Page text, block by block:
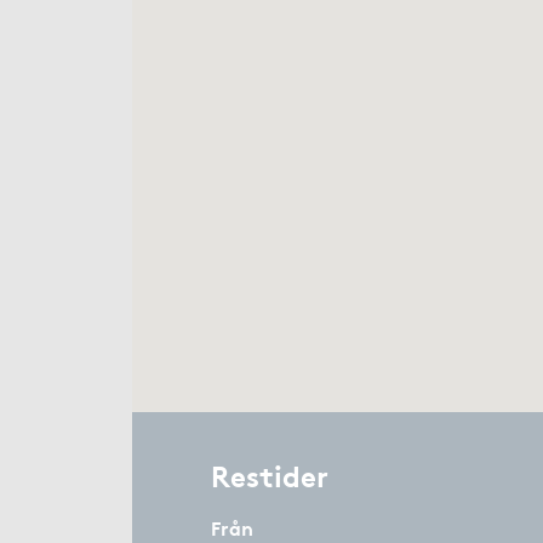
Restider
Från